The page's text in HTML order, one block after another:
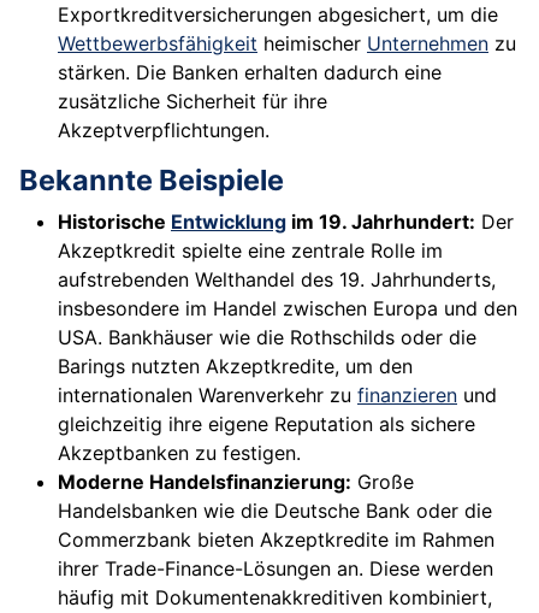
Exportkreditversicherungen abgesichert, um die
Wettbewerbsfähigkeit heimischer Unternehmen zu
stärken. Die Banken erhalten dadurch eine
zusätzliche Sicherheit für ihre
Akzeptverpflichtungen.
Bekannte Beispiele
Historische Entwicklung im 19. Jahrhundert: Der
Akzeptkredit spielte eine zentrale Rolle im
aufstrebenden Welthandel des 19. Jahrhunderts,
insbesondere im Handel zwischen Europa und den
USA. Bankhäuser wie die Rothschilds oder die
Barings nutzten Akzeptkredite, um den
internationalen Warenverkehr zu finanzieren und
gleichzeitig ihre eigene Reputation als sichere
Akzeptbanken zu festigen.
Moderne Handelsfinanzierung: Große
Handelsbanken wie die Deutsche Bank oder die
Commerzbank bieten Akzeptkredite im Rahmen
ihrer Trade-Finance-Lösungen an. Diese werden
häufig mit Dokumentenakkreditiven kombiniert,